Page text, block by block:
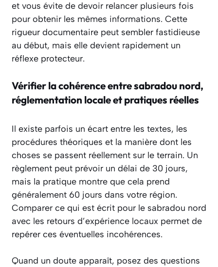
et vous évite de devoir relancer plusieurs fois
pour obtenir les mêmes informations. Cette
rigueur documentaire peut sembler fastidieuse
au début, mais elle devient rapidement un
réflexe protecteur.
Vérifier la cohérence entre sabradou nord,
réglementation locale et pratiques réelles
Il existe parfois un écart entre les textes, les
procédures théoriques et la manière dont les
choses se passent réellement sur le terrain. Un
règlement peut prévoir un délai de 30 jours,
mais la pratique montre que cela prend
généralement 60 jours dans votre région.
Comparer ce qui est écrit pour le sabradou nord
avec les retours d’expérience locaux permet de
repérer ces éventuelles incohérences.
Quand un doute apparaît, posez des questions